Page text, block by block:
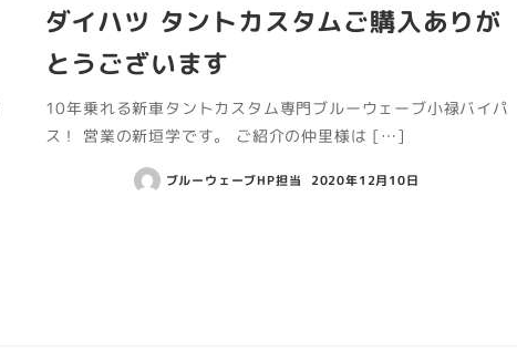
ダイハツ タントカスタムご購入ありが
とうございます
10年乗れる新車タントカスタム専門ブルーウェーブ小禄バイパ
ス！ 営業の新垣学です。 ご紹介の仲里様は […]
ブルーウェーブHP担当 2020年12月10日